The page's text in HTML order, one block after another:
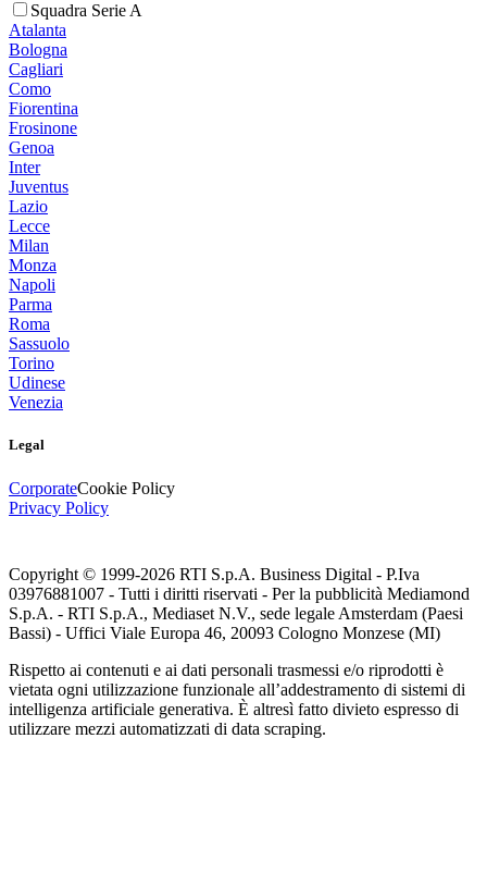
Squadra Serie A
Atalanta
Bologna
Cagliari
Como
Fiorentina
Frosinone
Genoa
Inter
Juventus
Lazio
Lecce
Milan
Monza
Napoli
Parma
Roma
Sassuolo
Torino
Udinese
Venezia
Legal
CorporateCookie Policy
Privacy Policy
Copyright © 1999-2026 RTI S.p.A. Business Digital - P.Iva
03976881007 - Tutti i diritti riservati - Per la pubblicità Mediamond
S.p.A. - RTI S.p.A., Mediaset N.V., sede legale Amsterdam (Paesi
Bassi) - Uffici Viale Europa 46, 20093 Cologno Monzese (MI)
Rispetto ai contenuti e ai dati personali trasmessi e/o riprodotti è
vietata ogni utilizzazione funzionale all’addestramento di sistemi di
intelligenza artificiale generativa. È altresì fatto divieto espresso di
utilizzare mezzi automatizzati di data scraping.